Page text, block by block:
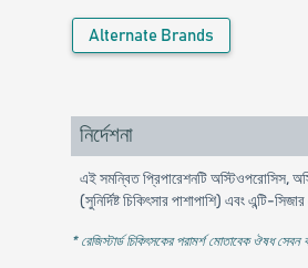
Alternate Brands
নির্দেশনা
এই সমন্বিত প্রিপারেশনটি অস্টিওপরোসিস,
(সুনির্দিষ্ট চিকিৎসার পাশাপাশি) এবং এন্টি-
* রেজিস্টার্ড চিকিৎসকের পরামর্শ মোতাবেক ঔষধ